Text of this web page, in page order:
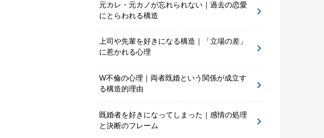
元カレ・元カノが忘れられない｜過去の恋愛
にとらわれる構造
上司や先輩を好きになる構造｜「立場の差」
に惹かれる心理
W不倫の心理｜両者既婚という関係が成立す
る構造的理由
既婚者を好きになってしまった｜感情の処理
と決断のフレーム